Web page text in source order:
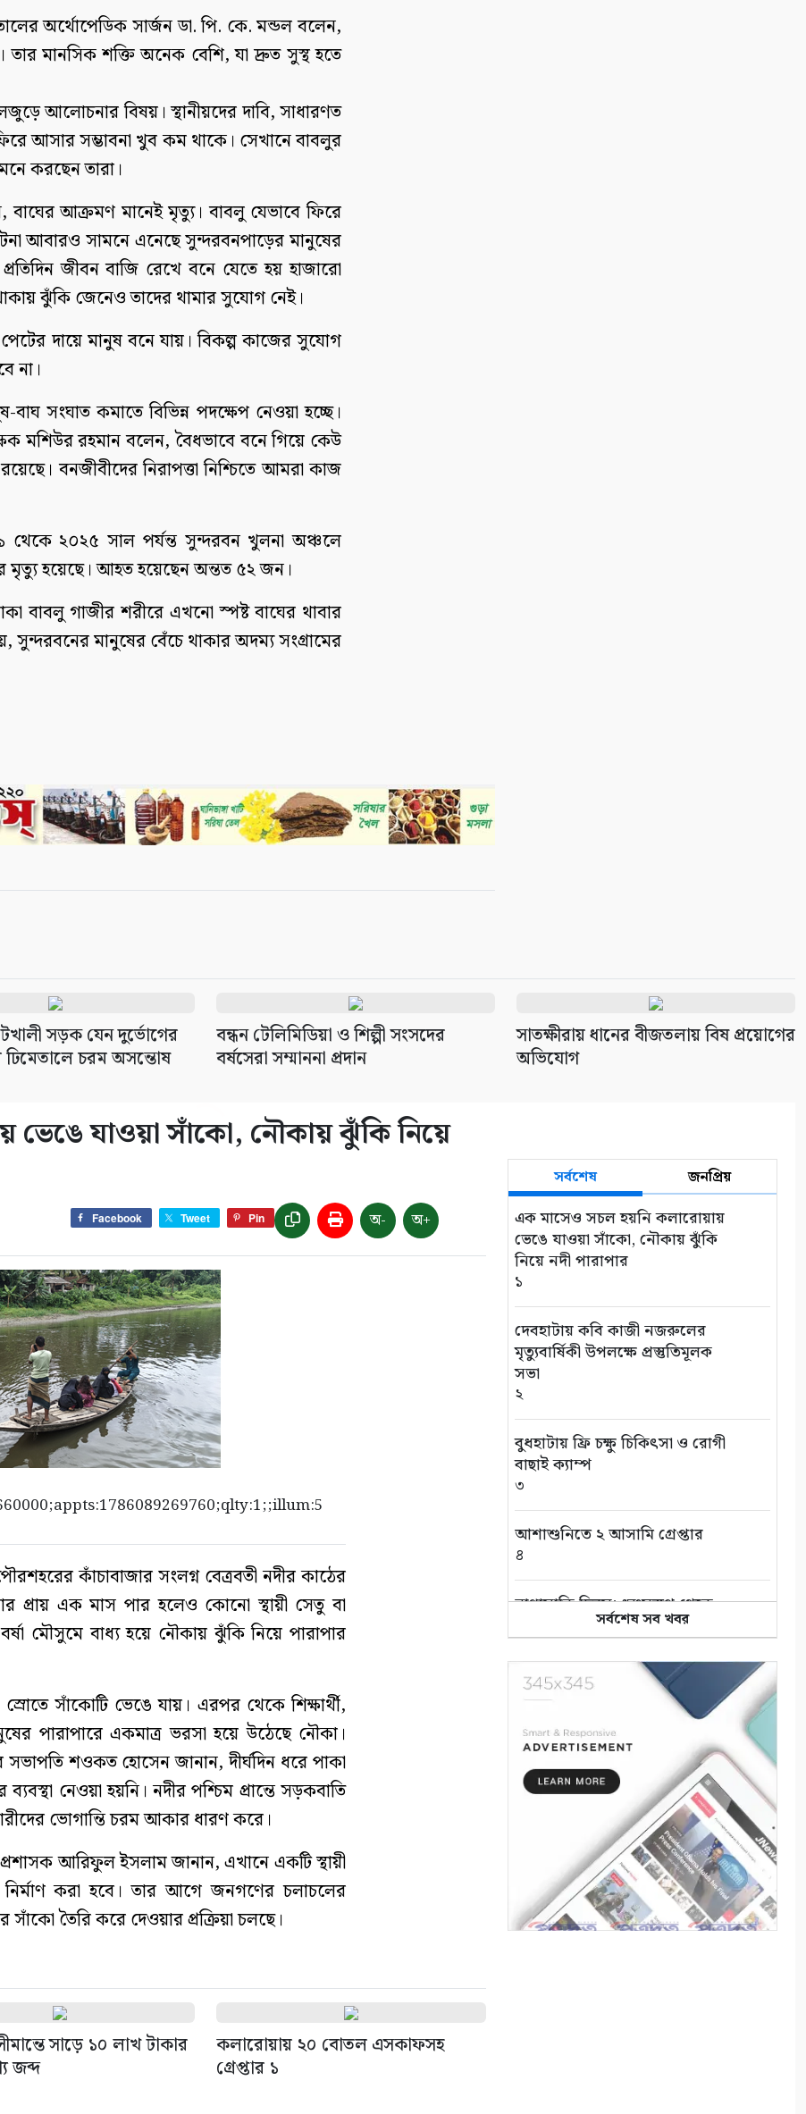
অর্থোপেডিক সার্জন ডা. পি. কে. মন্ডল বলেন,
মানসিক শক্তি অনেক বেশি, যা দ্রুত সুস্থ হতে
আলোচনার বিষয়। স্থানীয়দের দাবি, সাধারণত
আসার সম্ভাবনা খুব কম থাকে। সেখানে বাবলুর
করছেন তারা।
বাঘের আক্রমণ মানেই মৃত্যু। বাবলু যেভাবে ফিরে
আবারও সামনে এনেছে সুন্দরবনপাড়ের মানুষের
জীবন বাজি রেখে বনে যেতে হয় হাজারো
ঝুঁকি জেনেও তাদের থামার সুযোগ নেই।
দায়ে মানুষ বনে যায়। বিকল্প কাজের সুযোগ
না।
সংঘাত কমাতে বিভিন্ন পদক্ষেপ নেওয়া হচ্ছে।
মশিউর রহমান বলেন, বৈধভাবে বনে গিয়ে কেউ
বনজীবীদের নিরাপত্তা নিশ্চিতে আমরা কাজ
থেকে ২০২৫ সাল পর্যন্ত সুন্দরবন খুলনা অঞ্চলে
হয়েছে। আহত হয়েছেন অন্তত ৫২ জন।
বাবলু গাজীর শরীরে এখনো স্পষ্ট বাঘের থাবার
মানুষের বেঁচে থাকার অদম্য সংগ্রামের
সড়ক যেন দুর্ভোগের
চরম অসন্তোষ
বন্ধন টেলিমিডিয়া ও শিল্পী সংসদের
বর্ষসেরা সম্মাননা প্রদান
সাতক্ষীরায় ধানের বীজতলায় বিষ প্রয়োগের
অভিযোগ
যাওয়া সাঁকো, নৌকায় ঝুঁকি নিয়ে
Facebook Tweet Pin অ- অ+
কাঁচাবাজার সংলগ্ন বেত্রবতী নদীর কাঠের
প্রায় এক মাস পার হলেও কোনো স্থায়ী সেতু বা
মৌসুমে বাধ্য হয়ে নৌকায় ঝুঁকি নিয়ে পারাপার
সাঁকোটি ভেঙে যায়। এরপর থেকে শিক্ষার্থী,
পারাপারে একমাত্র ভরসা হয়ে উঠেছে নৌকা।
সভাপতি শওকত হোসেন জানান, দীর্ঘদিন ধরে পাকা
নেওয়া হয়নি। নদীর পশ্চিম প্রান্তে সড়কবাতি
ভোগান্তি চরম আকার ধারণ করে।
আরিফুল ইসলাম জানান, এখানে একটি স্থায়ী
করা হবে। তার আগে জনগণের চলাচলের
সাঁকো তৈরি করে দেওয়ার প্রক্রিয়া চলছে।
সাড়ে ১০ লাখ টাকার
জব্দ
কলারোয়ায় ২০ বোতল এসকাফসহ
গ্রেপ্তার ১
সর্বশেষ জনপ্রিয়
এক মাসেও সচল হয়নি কলারোয়ায়
ভেঙে যাওয়া সাঁকো, নৌকায় ঝুঁকি
নিয়ে নদী পারাপার
১
দেবহাটায় কবি কাজী নজরুলের
মৃত্যুবার্ষিকী উপলক্ষে প্রস্তুতিমূলক
সভা
২
বুধহাটায় ফ্রি চক্ষু চিকিৎসা ও রোগী
বাছাই ক্যাম্প
৩
আশাশুনিতে ২ আসামি গ্রেপ্তার
৪
নাগাসাকি দিবস: ধ্বংসস্তূপ থেকে
শান্তির আলোকবর্তিকা
৫
সাতক্ষীরা সীমান্তে বিজিবির
অভিযানে ভারতীয় ফাইটার মোরগ
আটক
৬
হরিহর নদীতে নিখোঁজের ৩ ঘন্টা
পর বৃদ্ধের মরদেহ উদ্ধার
নুরনগরে অপারেশনে রোগীর মৃত্যু,
ভুল চিকিৎসার অভিযোগ,
সর্বশেষ সব খবর